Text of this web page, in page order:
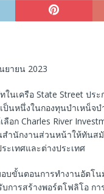
ยายน 2023
ในเครือ State Street ปร
ป็นหนึ่งในกองทุนบำเหน็
ก Charles River
สำนักงานส่วนหน้าให้ทัน
เทศและต่างประเทศ
อบขั้นตอนการทำงานอัตโ
ารสร้างพอร์ตโฟลิโอ กา